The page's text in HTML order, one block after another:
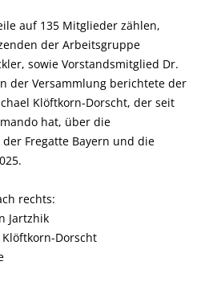
auf 135 Mitglieder zählen,
der Arbeitsgruppe
sowie Vorstandsmitglied Dr.
der Versammlung berichtete der
Klöftkorn-Dorscht, der seit
hat, über die
Fregatte Bayern und die
rechts:
Jartzhik
Dorscht